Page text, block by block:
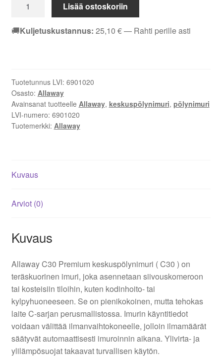
30
Keskuspölynimuri
määrä
Lisää ostoskoriin
🚚Kuljetuskustannus: 25,10 €— Rahti perille asti
Tuotetunnus LVI: 6901020
Osasto: Allaway
Avainsanat tuotteelle Allaway, keskuspölynimuri, pölynimuri
LVI-numero: 6901020
Tuotemerkki: Allaway
Kuvaus
Arviot (0)
Kuvaus
Allaway C30 Premium keskuspölynimuri ( C30 ) on
teräskuorinen imuri, joka asennetaan siivouskomeroon
tai kosteisiin tiloihin, kuten kodinhoito- tai
kylpyhuoneeseen. Se on pienikokoinen, mutta tehokas
laite C-sarjan perusmallistossa. Imurin käyntitiedot
voidaan välittää ilmanvaihtokoneelle, jolloin ilmamäärät
säätyvät automaattisesti imuroinnin aikana. Ylivirta- ja
ylilämpösuojat takaavat turvallisen käytön.